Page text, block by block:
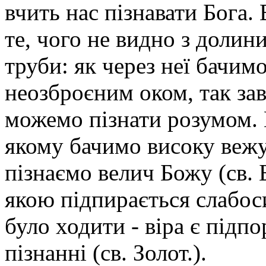
вчить нас пізнавати
те, чого не видно з
труби: як через неї
неозброєним оком, так
можемо пізнати розумом.
якому бачимо високу
пізнаємо велич Божу (св.
якою підпирається
було ходити - віра є
пізнанні (св. Золот.).